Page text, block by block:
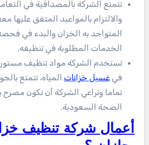
تتمتع الشركة بالمصداقية في
والالتزام بالمواعيد المتفق عليها
المتواجد به الخزان والبدء في
الخدمات المطلوبة في تنظيفه.
تستخدم الشركة مواد تنظيف
فيغسيل خزانات المياه، تتمتع
تماما وتراعي الشركة أن تكون مصرح
الصحة السعودية.
أعمال شركة تنظيف